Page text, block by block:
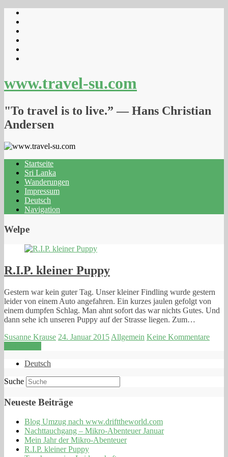
www.travel-su.com
"To travel is to live.” ― Hans Christian
Andersen
Startseite
Sri Lanka
Wanderungen
Impressum
Deutsch
Navigation
Welpe
R.I.P. kleiner Puppy
Gestern war kein guter Tag. Unser kleiner Findling wurde gestern
leider von einem Auto angefahren. Ein kurzes jaulen gefolgt von
einem dumpfen Schlag. Man ahnt sofort das war nichts Gutes. Und
dann sehe ich unseren Puppy auf der Strasse liegen. Zum…
Susanne Krause 24. Januar 2015 Allgemein Keine Kommentare
Deutsch
Suche
Neueste Beiträge
Blog Umzug nach www.drifttheworld.com
Nachttauchgang – Mikro-Abenteuer Januar
Mein Jahr der Mikro-Abenteuer
R.I.P. kleiner Puppy